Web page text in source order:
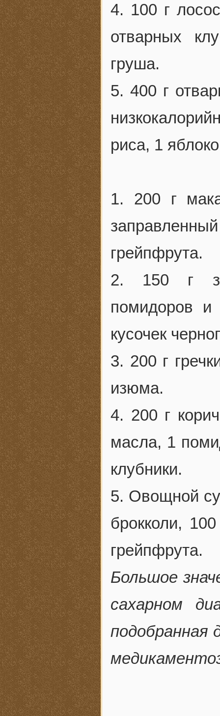
4. 100 г
отварных
груша.
5. 400 г
риса, 1
1. 200 г
грейпфрута.
2. 150 г
помидоров и
кусочек
3. 200 г
изюма.
4. 200 г
масла, 1
клубники.
5. Овощной
брокколи,
грейпфрута.
Большое
сахарном
подобранная